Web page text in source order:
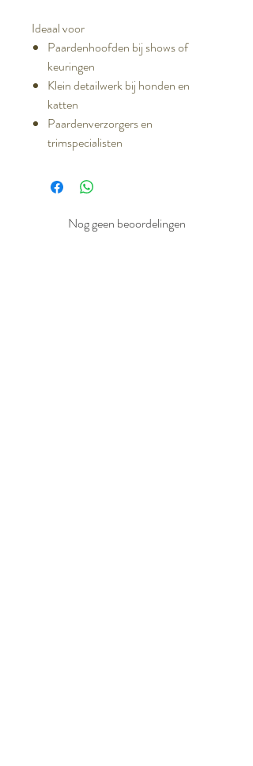
Ideaal voor
Paardenhoofden bij shows of
keuringen
Klein detailwerk bij honden en
katten
Paardenverzorgers en
trimspecialisten
Nog geen beoordelingen